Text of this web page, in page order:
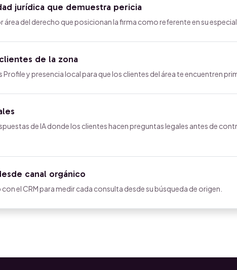
jurídica que demuestra pericia
área del derecho que posicionan la firma como referente en su
de la zona
y presencia local para que los clientes del área te encuentren
de IA donde los clientes hacen preguntas legales antes de
canal orgánico
el CRM para medir cada consulta desde su búsqueda de origen.